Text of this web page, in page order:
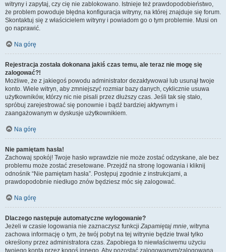
witryny i zapytaj, czy cię nie zablokowano. Istnieje też prawdopodobieństwo,
że problem powoduje błędna konfiguracja witryny, na której znajduje się forum.
Skontaktuj się z właścicielem witryny i powiadom go o tym problemie. Musi on
go naprawić.
Na górę
Rejestracja została dokonana jakiś czas temu, ale teraz nie mogę się
zalogować?!
Możliwe, że z jakiegoś powodu administrator dezaktywował lub usunął twoje
konto. Wiele witryn, aby zmniejszyć rozmiar bazy danych, cyklicznie usuwa
użytkowników, którzy nic nie pisali przez dłuższy czas. Jeśli tak się stało,
spróbuj zarejestrować się ponownie i bądź bardziej aktywnym i
zaangażowanym w dyskusje użytkownikiem.
Na górę
Nie pamiętam hasła!
Zachowaj spokój! Twoje hasło wprawdzie nie może zostać odzyskane, ale bez
problemu może zostać zresetowane. Przejdź na stronę logowania i kliknij
odnośnik “Nie pamiętam hasła”. Postępuj zgodnie z instrukcjami, a
prawdopodobnie niedługo znów będziesz móc się zalogować.
Na górę
Dlaczego następuje automatyczne wylogowanie?
Jeżeli w czasie logowania nie zaznaczysz funkcjiZapamiętaj mnie, witryna
zachowa informację o tym, że twój pobyt na tej witrynie będzie trwał tylko
określony przez administratora czas. Zapobiega to niewłaściwemu użyciu
twojego konta przez kogoś innego. Aby pozostać zalogowanym/zalogowaną,